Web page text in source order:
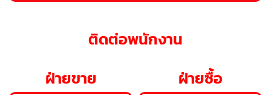
ติดต่อพนักงาน
ฝ่ายขาย
ฝ่ายซื้อ